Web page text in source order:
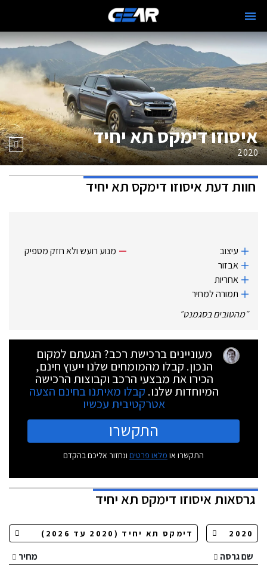
איסוזו דימקס תא יחיד
2020
חוות דעתאיסוזו דימקס תא יחיד
עיצוב
אבזור
אחריות
תמורה למחיר
מנוע רועש ולא חזק מספיק
״מהטובים בסגמנט״
מעוניינים ברכישת רכב? הגעתם למקום
הנכון. קבלו מהמומחים שלנו ייעוץ חינם,
הכירו את מבצעי הרכב וקבוצות הרכישה
המיוחדות שלנו. קבלו מאיתנו בחינם הצעה
אטרקטיבית עכשיו
התקשרו
התקשרו או מלאו פרטים ונחזור אליכם בהקדם
גרסאותאיסוזו דימקס תא יחיד
שם גרסה
מחיר